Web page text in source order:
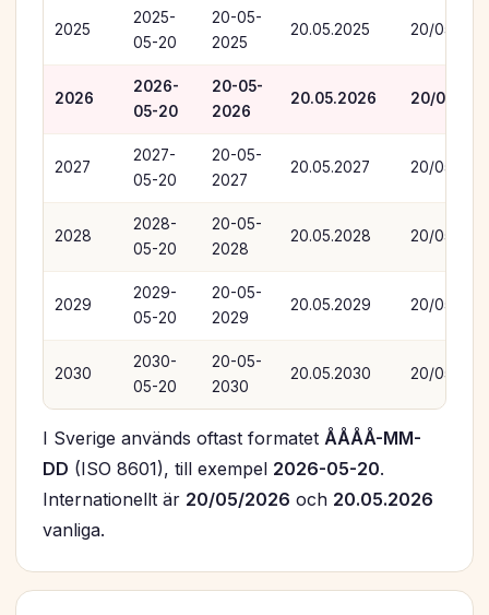
2025
2025-
05-20
20-05-
2025
20.05.2025 20/05/
2026
2026-
05-20
20-05-
2026
20.05.2026 20/05/
2027
2027-
05-20
20-05-
2027
20.05.2027 20/05/
2028
2028-
05-20
20-05-
2028
20.05.2028 20/05/
2029
2029-
05-20
20-05-
2029
20.05.2029 20/05/
2030
2030-
05-20
20-05-
2030
20.05.2030 20/05/
I Sverige används oftast formatet ÅÅÅÅ-MM-
DD (ISO 8601), till exempel 2026-05-20.
Internationellt är 20/05/2026 och 20.05.2026
vanliga.